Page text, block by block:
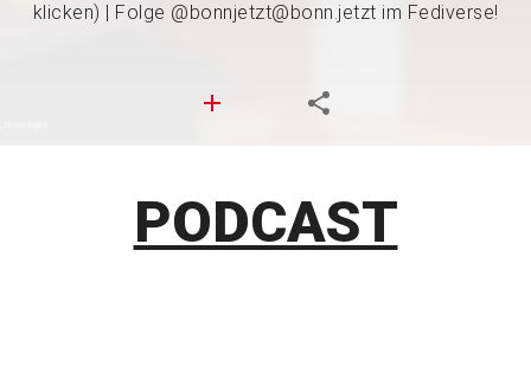
klicken) | Folge @bonnjetzt@bonn.jetzt im Fediverse!
PODCAST